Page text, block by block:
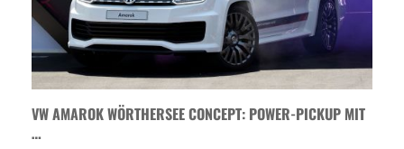
VW AMAROK WÖRTHERSEE CONCEPT: POWER-PICKUP MIT
…